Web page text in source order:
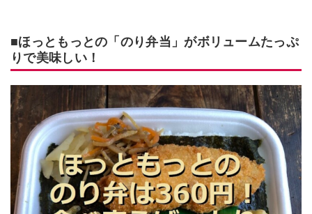
■ほっともっとの「のり弁当」がボリュームたっぷ
りで美味しい！